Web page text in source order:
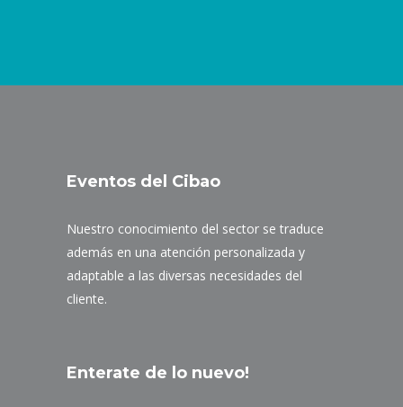
Eventos del Cibao
Nuestro conocimiento del sector se traduce
además en una atención personalizada y
adaptable a las diversas necesidades del
cliente.
Enterate de lo nuevo!